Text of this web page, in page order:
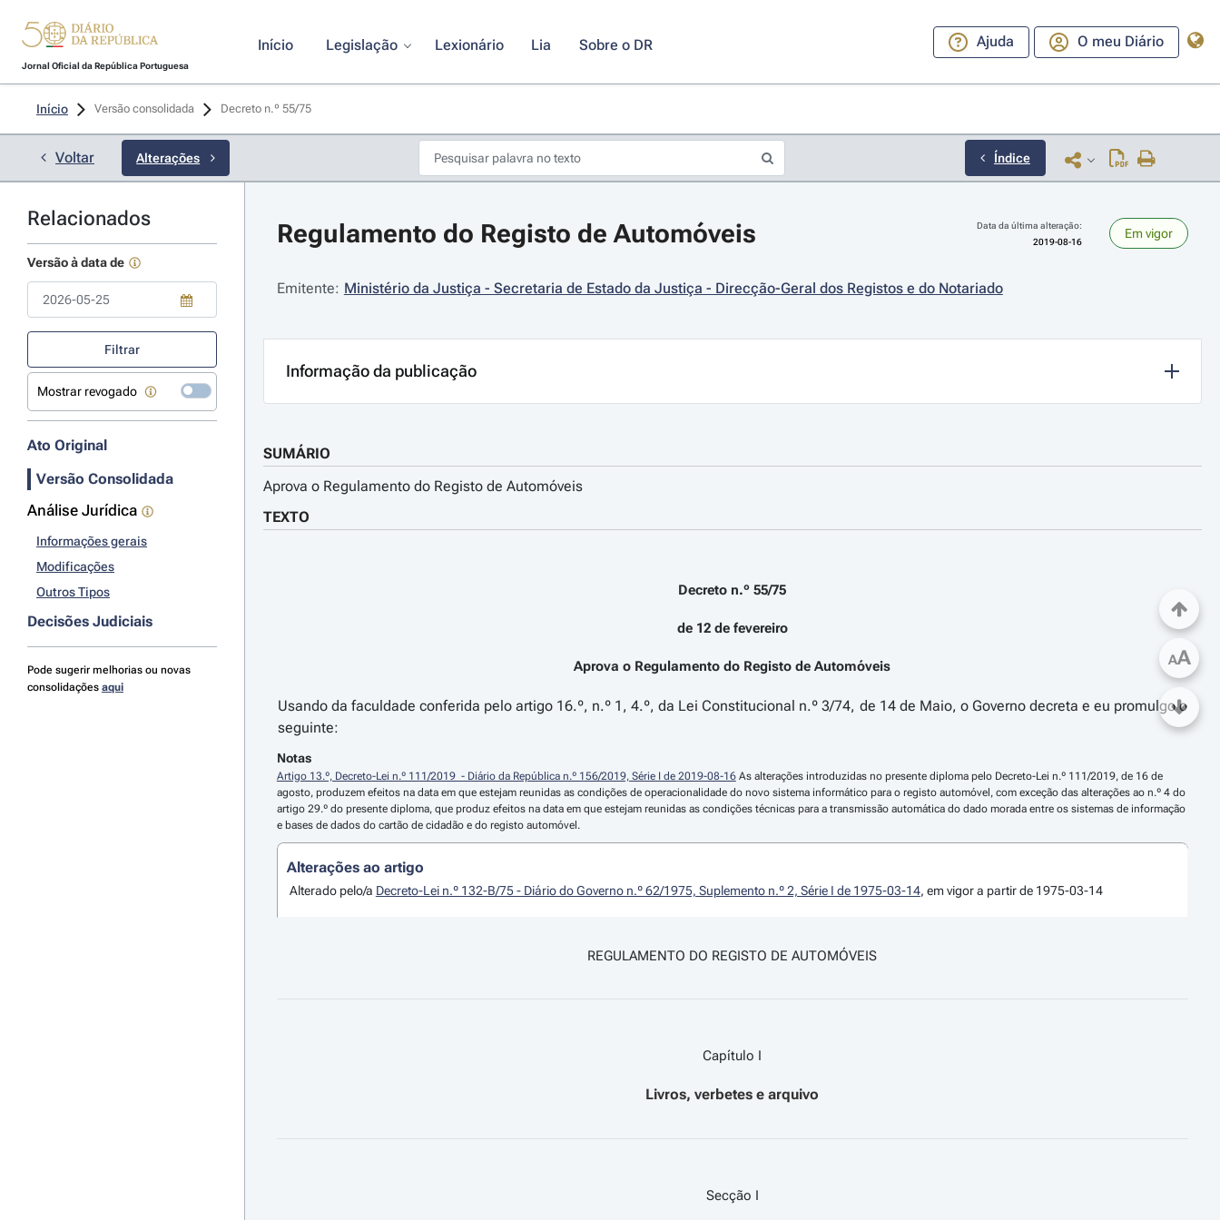
Jornal Oficial da República Portuguesa
Início Legislação Lexionário Lia Sobre o DR Ajuda O meu Diário
Início Versão consolidada Decreto n.º 55/75
Voltar Alterações Índice
Relacionados
Versão à data de
Filtrar
Mostrar revogado
Ato Original
Versão Consolidada
Análise Jurídica
Informações gerais
Modificações
Outros Tipos
Decisões Judiciais
Pode sugerir melhorias ou novas
consolidações aqui
Regulamento do Registo de Automóveis
Data da última alteração:
2019-08-16
Em vigor
Emitente: Ministério da Justiça - Secretaria de Estado da Justiça - Direcção-Geral dos Registos e do Notariado
Informação da publicação
SUMÁRIO
Aprova o Regulamento do Registo de Automóveis
TEXTO
Decreto n.º 55/75
de 12 de fevereiro
Aprova o Regulamento do Registo de Automóveis
Usando da faculdade conferida pelo artigo 16.º, n.º 1, 4.º, da Lei Constitucional n.º 3/74, de 14 de Maio, o Governo decreta e eu promulgo o
seguinte:
Notas
Artigo 13.º, Decreto-Lei n.º 111/2019  - Diário da República n.º 156/2019, Série I de 2019-08-16 As alterações introduzidas no presente diploma pelo Decreto-Lei n.º 111/2019, de 16 de
agosto, produzem efeitos na data em que estejam reunidas as condições de operacionalidade do novo sistema informático para o registo automóvel, com exceção das alterações ao n.º 4 do
artigo 29.º do presente diploma, que produz efeitos na data em que estejam reunidas as condições técnicas para a transmissão automática do dado morada entre os sistemas de informação
e bases de dados do cartão de cidadão e do registo automóvel.
Alterações ao artigo
Alterado pelo/a Decreto-Lei n.º 132-B/75 - Diário do Governo n.º 62/1975, Suplemento n.º 2, Série I de 1975-03-14, em vigor a partir de 1975-03-14
REGULAMENTO DO REGISTO DE AUTOMÓVEIS
Capítulo I
Livros, verbetes e arquivo
Secção I
AA